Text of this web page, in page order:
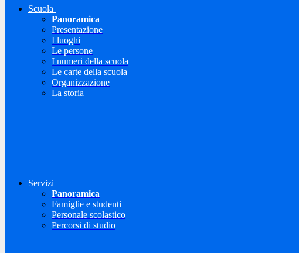
Scuola
Panoramica
Presentazione
I luoghi
Le persone
I numeri della scuola
Le carte della scuola
Organizzazione
La storia
Servizi
Panoramica
Famiglie e studenti
Personale scolastico
Percorsi di studio